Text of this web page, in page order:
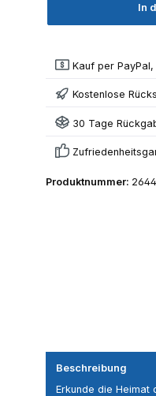
In
Kauf per
Kostenlose
30 Tage
Produktnummer:
Beschreibung
Erkunde die Heimat